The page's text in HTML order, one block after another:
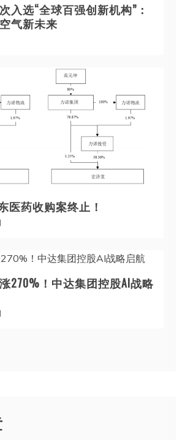
入选“全球百强创新机构”：
气新未来
医药收购案终止！
270%！中达集团控股AI战略